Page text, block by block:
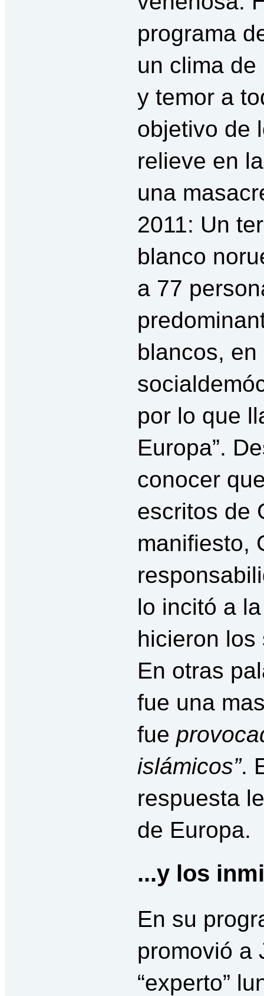
programa
un clima
y temor a
objetivo de
relieve en
una
2011: Un
blanco
a 77
blancos,
por lo que
Europa”.
conocer
escritos de
manifiesto,
lo incitó a
hicieron los
En otras
fue una
fue
islámicos”.
respuesta
de Europa.
...y los
En su
promovió a
“experto”